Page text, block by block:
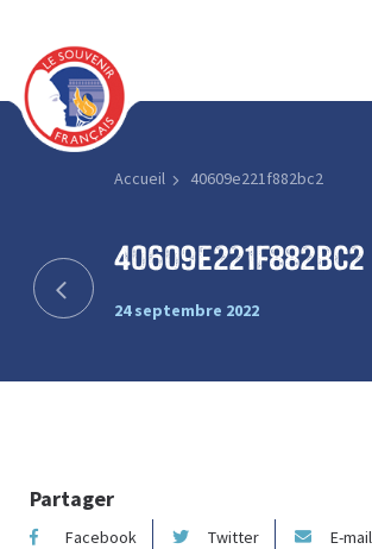
Accueil 40609e221f882bc2
40609e221f882bc2
24 septembre 2022
Partager
Facebook Twitter E-mail